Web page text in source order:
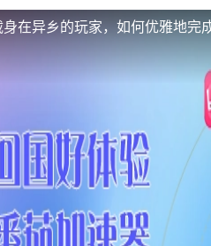
身在异乡的玩家，如何优雅地完